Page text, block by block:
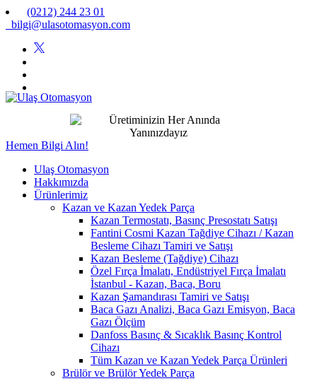
(0212) 244 23 01
bilgi@ulasotomasyon.com
Hemen Bilgi Alın!
Ulaş Otomasyon
Hakkımızda
Ürünlerimiz
Kazan ve Kazan Yedek Parça
Kazan Termostatı, Basınç Presostatı Satışı
Fantini Cosmi Kazan Tağdiye Cihazı / Kazan
Besleme Cihazı Tamiri ve Satışı
Kazan Besleme (Tağdiye) Cihazı
Özel Fırça İmalatı, Endüstriyel Fırça İmalatı
İstanbul - Kazan, Baca, Boru
Kazan Şamandırası Tamiri ve Satışı
Baca Gazı Analizi, Baca Gazı Emisyon, Baca
Gazı Ölçüm
Danfoss Basınç & Sıcaklık Basınç Kontrol
Cihazı
Tüm Kazan ve Kazan Yedek Parça Ürünleri
Brülör ve Brülör Yedek Parça